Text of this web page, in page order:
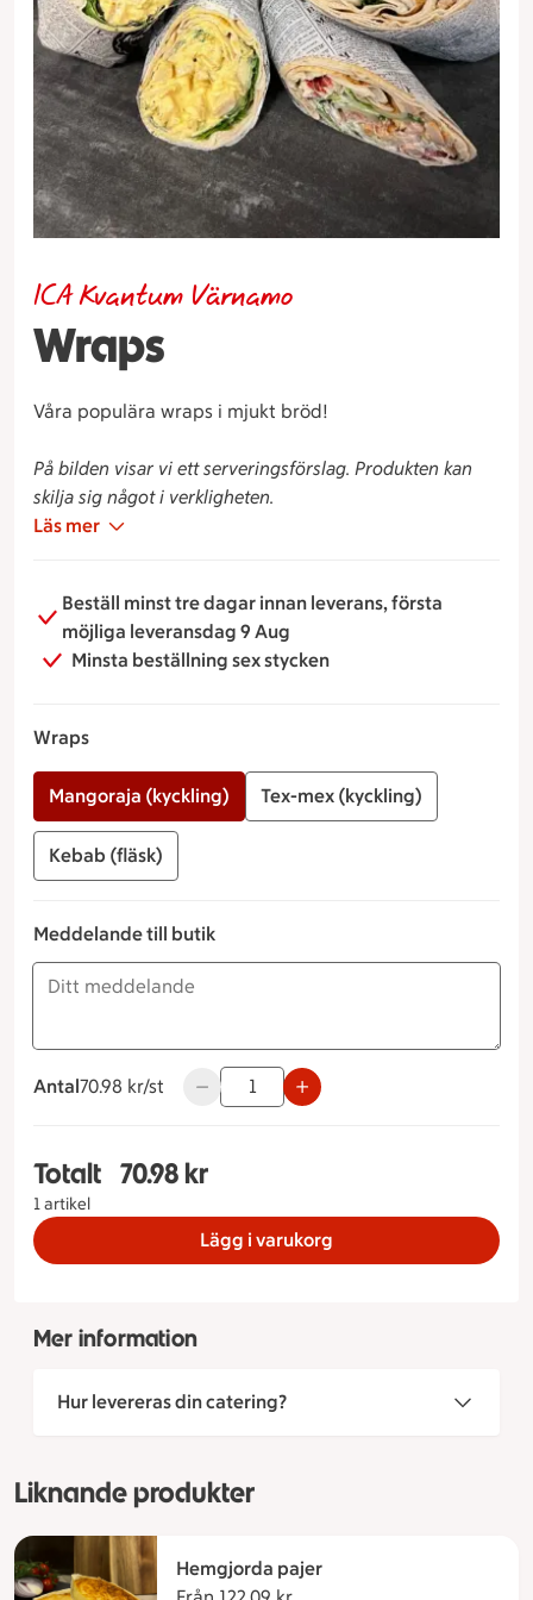
Wraps
ICA Kvantum Värnamo
Våra populära wraps i mjukt bröd!
På bilden visar vi ett serveringsförslag. Produkten kan
skilja sig något i verkligheten.
Läs mer
Beställ minst tre dagar innan leverans, första
möjliga leveransdag 9 Aug
Minsta beställning sex stycken
Wraps
Mangoraja (kyckling) Tex-mex (kyckling)
Kebab (fläsk)
Meddelande till butik
Antal
70.98 kronor styck
70.98 kr/st Använd knapparna för att minska eller
Totalt
1 artikel
Totalt 1 stycken Wraps Wraps Mangoraja
70.98 kr
Lägg i varukorg
Mer information
Hur levereras din catering?
Liknande produkter
Hemgjorda pajer